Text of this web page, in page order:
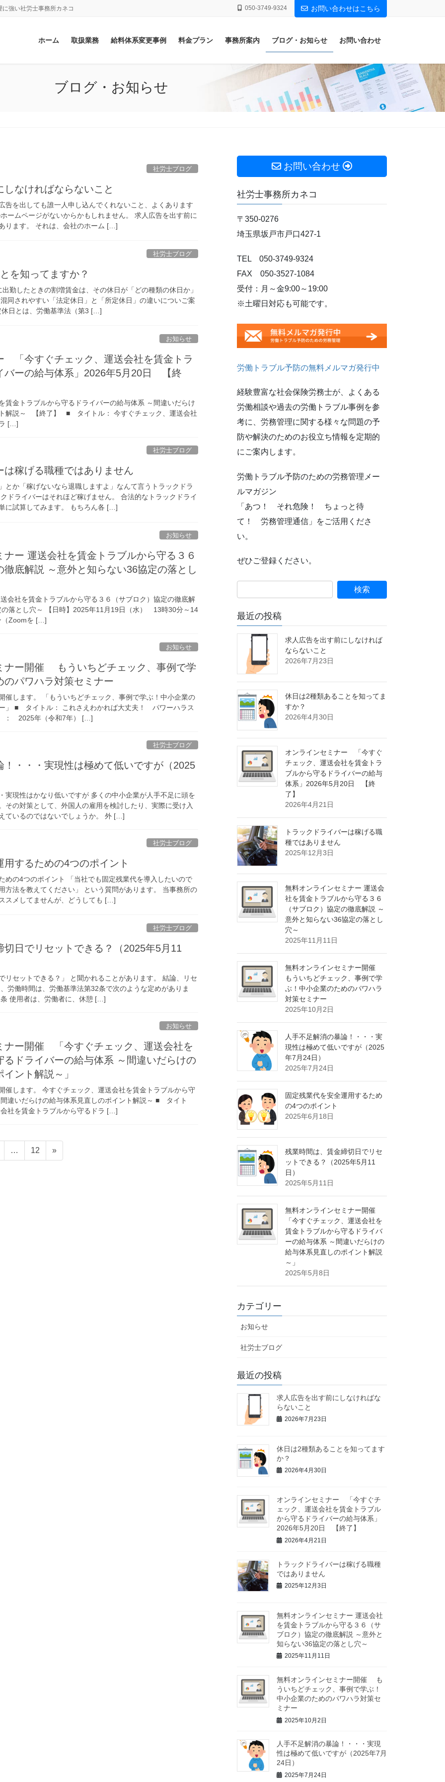
強い社労士事務所カネコ 050-3749-9324 お問い合わせはこちら
ホーム 取扱業務 給料体系変更事例 料金プラン 事務所案内 ブログ・お知らせ お問い合わせ
ブログ・お知らせ
社労士ブログ
なければならないこと
告を出しても誰一人申し込んでくれないこと、よくあります
ームページがないからかもしれません。 求人広告を出す前に
ります。 それは、会社のホーム […]
社労士ブログ
を知ってますか？
勤したときの割増賃金は、その休日が「どの種類の休日か」
同されやすい「法定休日」と「所定休日」の違いについご案
日とは、労働基準法（第3 […]
お知らせ
「今すぐチェック、運送会社を賃金トラ
バーの給与体系」2026年5月20日 【終
賃金トラブルから守るドライバーの給与体系 ～間違いだらけ
解説～ 【終了】 ■ タイトル： 今すぐチェック、運送会社
[…]
社労士ブログ
は稼げる職種ではありません
とか「稼げないなら退職しますよ」なんて言うトラックドラ
ドライバーはそれほど稼げません。 合法的なトラックドライ
に試算してみます。 もちろん各 […]
お知らせ
ー 運送会社を賃金トラブルから守る３６
徹底解説 ～意外と知らない36協定の落とし
会社を賃金トラブルから守る３６（サブロク）協定の徹底解
の落とし穴～ 【日時】2025年11月19日（水） 13時30分～14
（Zoomを […]
お知らせ
ナー開催 もういちどチェック、事例で学
のパワハラ対策セミナー
催します。 「もういちどチェック、事例で学ぶ！中小企業の
」 ■ タイトル： これさえわかれば大丈夫！ パワーハラス
： 2025年（令和7年） […]
社労士ブログ
！・・・実現性は極めて低いですが（2025
実現性はかなり低いですが 多くの中小企業が人手不足に頭を
その対策として、外国人の雇用を検討したり、実際に受け入
ているのではないでしょうか。 外 […]
社労士ブログ
用するための4つのポイント
めの4つのポイント 「当社でも固定残業代を導入したいので
方法を教えてください」 という質問があります。 当事務所の
スメしてませんが、どうしても […]
社労士ブログ
切日でリセットできる？（2025年5月11
リセットできる？」 と聞かれることがあります。 結論、リセ
労働時間は、労働基準法第32条で次のような定めがありま
使用者は、労働者に、休憩 […]
お知らせ
ナー開催 「今すぐチェック、運送会社を
るドライバーの給与体系 ～間違いだらけの
ント解説～」
催します。 今すぐチェック、運送会社を賃金トラブルから守
違いだらけの給与体系見直しのポイント解説～ ■ タイト
社を賃金トラブルから守るドラ […]
…
ペ
ー
12 »
お問い合わせ
社労士事務所カネコ
〒350-0276
埼玉県坂戸市戸口427-1
TEL 050-3749-9324
FAX 050-3527-1084
受付：月～金9:00～19:00
※土曜日対応も可能です。
労働トラブル予防の無料メルマガ発行中
経験豊富な社会保険労務士が、よくある
労働相談や過去の労働トラブル事例を参
考に、労務管理に関する様々な問題の予
防や解決のためのお役立ち情報を定期的
にご案内します。
労働トラブル予防のための労務管理メー
ルマガジン
「あつ！ それ危険！ ちょっと待
て！ 労務管理通信」をご活用くださ
い。
ぜひご登録ください。
最近の投稿
求人広告を出す前にしなければ
ならないこと
2026年7月23日
休日は2種類あることを知ってま
すか？
2026年4月30日
オンラインセミナー 「今すぐ
チェック、運送会社を賃金トラ
ブルから守るドライバーの給与
体系」2026年5月20日 【終
了】
2026年4月21日
トラックドライバーは稼げる職
種ではありません
2025年12月3日
無料オンラインセミナー 運送会
社を賃金トラブルから守る３６
（サブロク）協定の徹底解説 ～
意外と知らない36協定の落とし
穴～
2025年11月11日
無料オンラインセミナー開催
もういちどチェック、事例で学
ぶ！中小企業のためのパワハラ
対策セミナー
2025年10月2日
人手不足解消の暴論！・・・実
現性は極めて低いですが（2025
年7月24日）
2025年7月24日
固定残業代を安全運用するため
の4つのポイント
2025年6月18日
残業時間は、賃金締切日でリセ
ットできる？（2025年5月11
日）
2025年5月11日
無料オンラインセミナー開催
「今すぐチェック、運送会社を
賃金トラブルから守るドライバ
ーの給与体系 ～間違いだらけの
給与体系見直しのポイント解説
～」
2025年5月8日
カテゴリー
お知らせ
社労士ブログ
最近の投稿
求人広告を出す前にしなければな
らないこと
2026年7月23日
休日は2種類あることを知ってます
か？
2026年4月30日
オンラインセミナー 「今すぐチ
ェック、運送会社を賃金トラブル
から守るドライバーの給与体系」
2026年5月20日 【終了】
2026年4月21日
トラックドライバーは稼げる職種
ではありません
2025年12月3日
無料オンラインセミナー 運送会社
を賃金トラブルから守る３６（サ
ブロク）協定の徹底解説 ～意外と
知らない36協定の落とし穴～
2025年11月11日
無料オンラインセミナー開催 も
ういちどチェック、事例で学ぶ！
中小企業のためのパワハラ対策セ
ミナー
2025年10月2日
人手不足解消の暴論！・・・実現
性は極めて低いですが（2025年7月
24日）
2025年7月24日